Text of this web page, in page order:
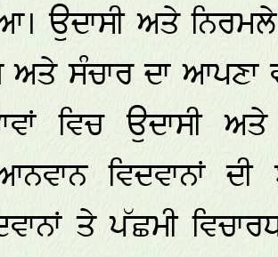
ਉਦਾਸੀ ਅਤੇ
ਸੰਚਾਰ ਦਾ ਆਪਣਾ
ਵਿਚ ਉਦਾਸੀ
ਵਿਦਵਾਨਾਂ
ਤੇ ਪੱਛਮੀ